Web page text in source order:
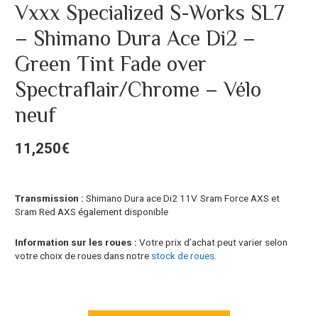
Vxxx Specialized S-Works SL7
– Shimano Dura Ace Di2 –
Green Tint Fade over
Spectraflair/Chrome – Vélo
neuf
11,250€
Transmission : Shimano Dura ace Di2 11V. Sram Force AXS et
Sram Red AXS également disponible
Information sur les roues : Votre prix d’achat peut varier selon
votre choix de roues dans notre stock de roues.